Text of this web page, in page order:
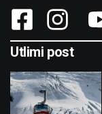
Utlimi post